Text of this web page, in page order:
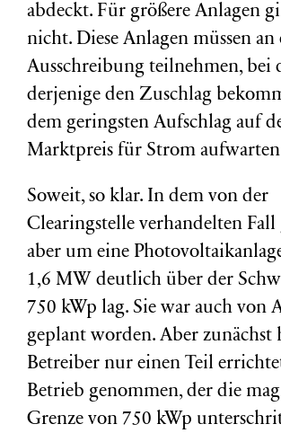
abdeckt. Für größere Anlagen
nicht. Diese Anlagen müssen an
Ausschreibung teilnehmen, bei
derjenige den Zuschlag
dem geringsten Aufschlag auf
Marktpreis für Strom
Soweit, so klar. In dem von der
Clearingstelle verhandelten Fall
aber um eine
1,6 MW deutlich über der
750 kWp lag. Sie war auch von
geplant worden. Aber zunächst
Betreiber nur einen Teil
Betrieb genommen, der die
Grenze von 750 kWp